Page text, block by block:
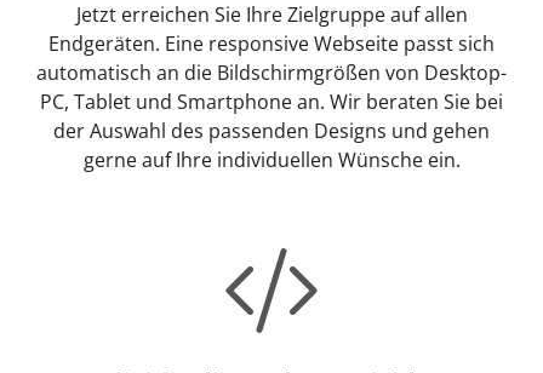
Jetzt erreichen Sie Ihre Zielgruppe auf allen
Endgeräten. Eine responsive Webseite passt sich
automatisch an die Bildschirmgrößen von Desktop-
PC, Tablet und Smartphone an. Wir beraten Sie bei
der Auswahl des passenden Designs und gehen
gerne auf Ihre individuellen Wünsche ein.